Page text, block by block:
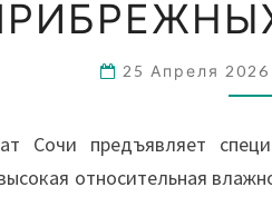
В
25 Апреля
Сочи предъявляет
относительная